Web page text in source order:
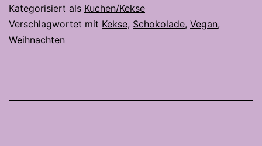
Kategorisiert als Kuchen/Kekse
Verschlagwortet mit Kekse, Schokolade, Vegan,
Weihnachten